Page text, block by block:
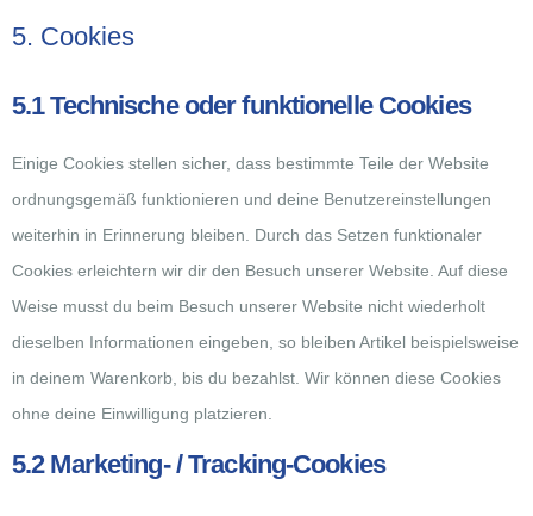
5. Cookies
5.1 Technische oder funktionelle Cookies
Einige Cookies stellen sicher, dass bestimmte Teile der Website
ordnungsgemäß funktionieren und deine Benutzereinstellungen
weiterhin in Erinnerung bleiben. Durch das Setzen funktionaler
Cookies erleichtern wir dir den Besuch unserer Website. Auf diese
Weise musst du beim Besuch unserer Website nicht wiederholt
dieselben Informationen eingeben, so bleiben Artikel beispielsweise
in deinem Warenkorb, bis du bezahlst. Wir können diese Cookies
ohne deine Einwilligung platzieren.
5.2 Marketing- / Tracking-Cookies